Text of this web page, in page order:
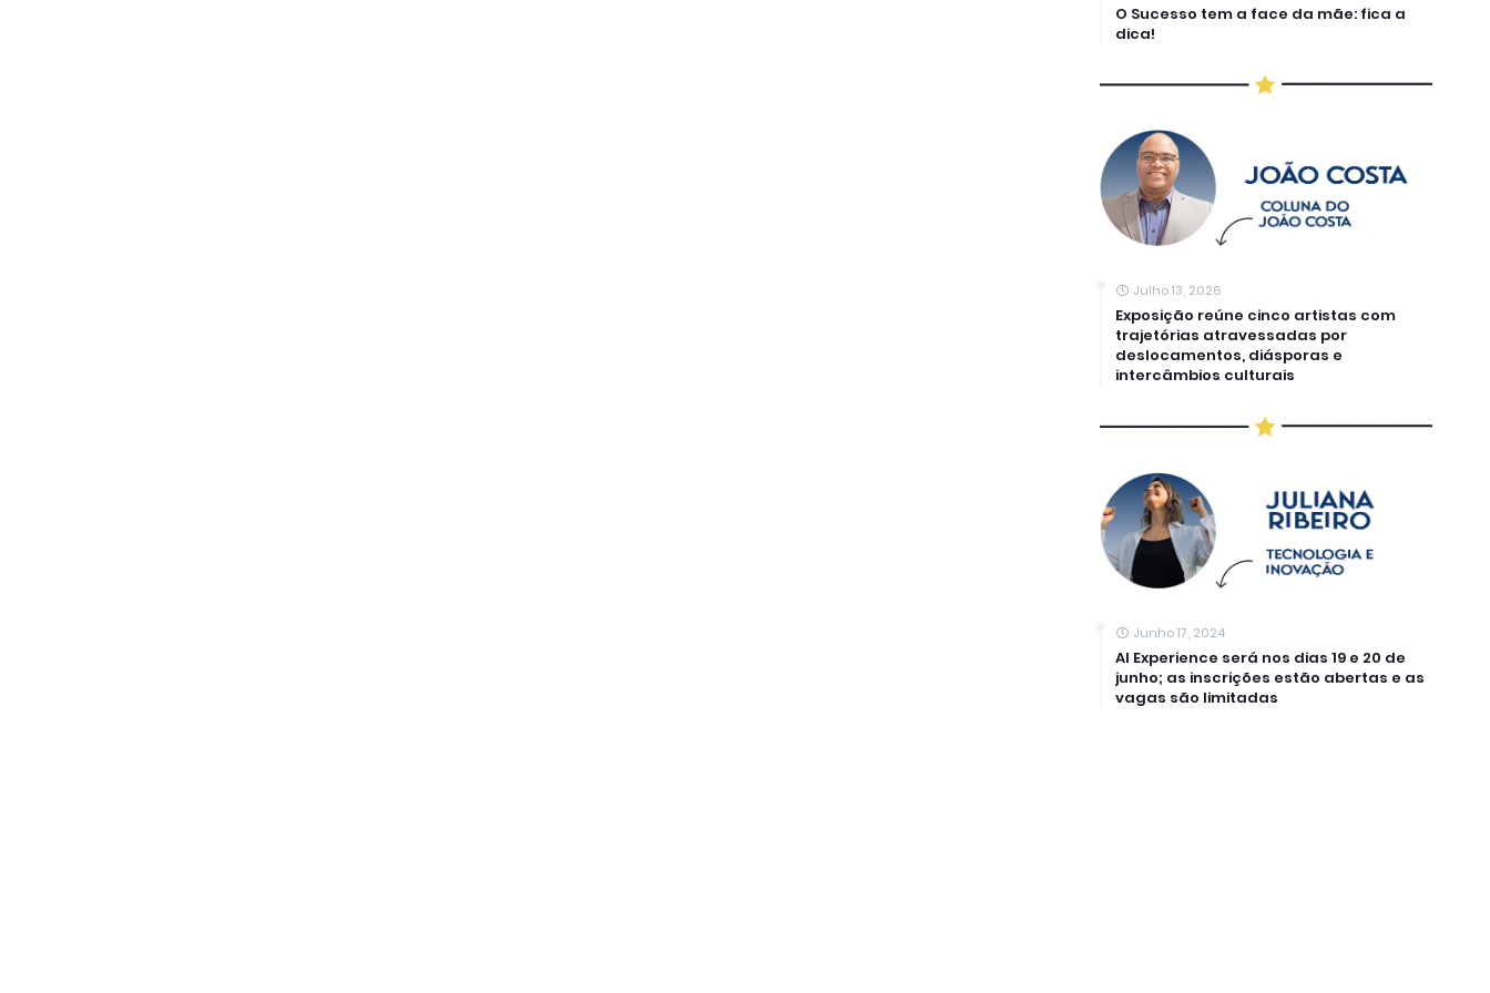
O Sucesso tem a face da mãe: fica a
dica!
Julho 13, 2026
Exposição reúne cinco artistas com
trajetórias atravessadas por
deslocamentos, diásporas e
intercâmbios culturais
Junho 17, 2024
AI Experience será nos dias 19 e 20 de
junho; as inscrições estão abertas e as
vagas são limitadas